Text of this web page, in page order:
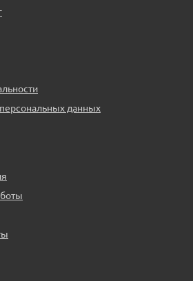
данных